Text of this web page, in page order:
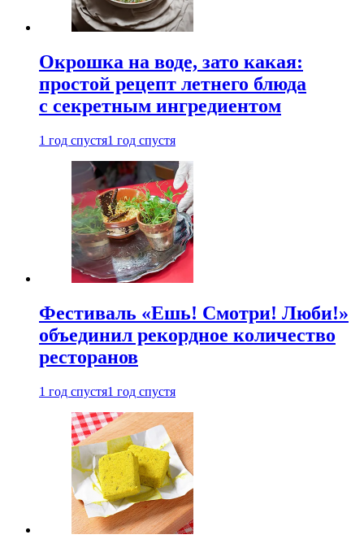
Окрошка на воде, зато какая:
простой рецепт летнего блюда
с секретным ингредиентом
1 год спустя1 год спустя
Фестиваль «Ешь! Смотри! Люби!»
объединил рекордное количество
ресторанов
1 год спустя1 год спустя